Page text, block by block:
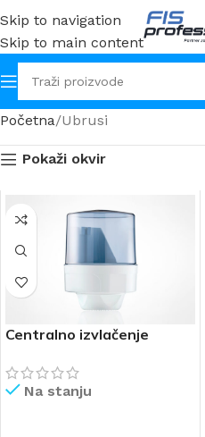
Skip to navigation
Skip to main content
Početna Ubrusi
Pokaži okvir
Centralno izvlačenje
Na stanju